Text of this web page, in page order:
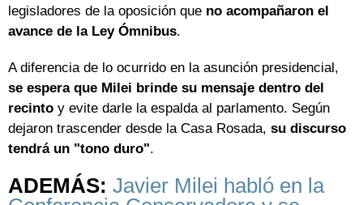
legisladores de la oposición que no acompañaron el
avance de la Ley Ómnibus.
A diferencia de lo ocurrido en la asunción presidencial,
se espera que Milei brinde su mensaje dentro del
recinto y evite darle la espalda al parlamento. Según
dejaron trascender desde la Casa Rosada, su discurso
tendrá un "tono duro".
ADEMÁS: Javier Milei habló en la